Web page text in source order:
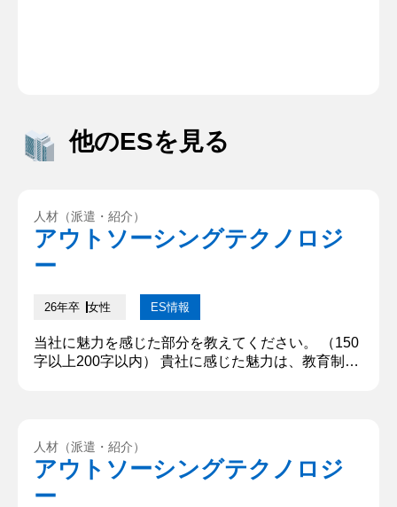
他のESを見る
人材（派遣・紹介）
アウトソーシングテクノロジ
ー
26年卒 女性 ES情報
当社に魅力を感じた部分を教えてください。 （150
字以上200字以内） 貴社に感じた魅力は、教育制度
私は将来的に技術を伝えられる人間になりたいと思
っているので、より強くそう思いました。また、社
内交流の部分でみた、マン...
人材（派遣・紹介）
アウトソーシングテクノロジ
ー